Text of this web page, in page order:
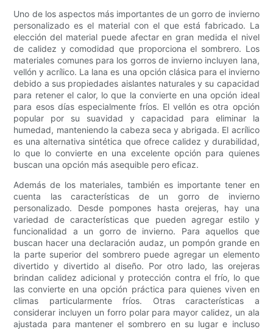
Uno de los aspectos más importantes de un gorro de invierno
personalizado es el material con el que está fabricado. La
elección del material puede afectar en gran medida el nivel
de calidez y comodidad que proporciona el sombrero. Los
materiales comunes para los gorros de invierno incluyen lana,
vellón y acrílico. La lana es una opción clásica para el invierno
debido a sus propiedades aislantes naturales y su capacidad
para retener el calor, lo que la convierte en una opción ideal
para esos días especialmente fríos. El vellón es otra opción
popular por su suavidad y capacidad para eliminar la
humedad, manteniendo la cabeza seca y abrigada. El acrílico
es una alternativa sintética que ofrece calidez y durabilidad,
lo que lo convierte en una excelente opción para quienes
buscan una opción más asequible pero eficaz.
Además de los materiales, también es importante tener en
cuenta las características de un gorro de invierno
personalizado. Desde pompones hasta orejeras, hay una
variedad de características que pueden agregar estilo y
funcionalidad a un gorro de invierno. Para aquellos que
buscan hacer una declaración audaz, un pompón grande en
la parte superior del sombrero puede agregar un elemento
divertido y divertido al diseño. Por otro lado, las orejeras
brindan calidez adicional y protección contra el frío, lo que
las convierte en una opción práctica para quienes viven en
climas particularmente fríos. Otras características a
considerar incluyen un forro polar para mayor calidez, un ala
ajustada para mantener el sombrero en su lugar e incluso